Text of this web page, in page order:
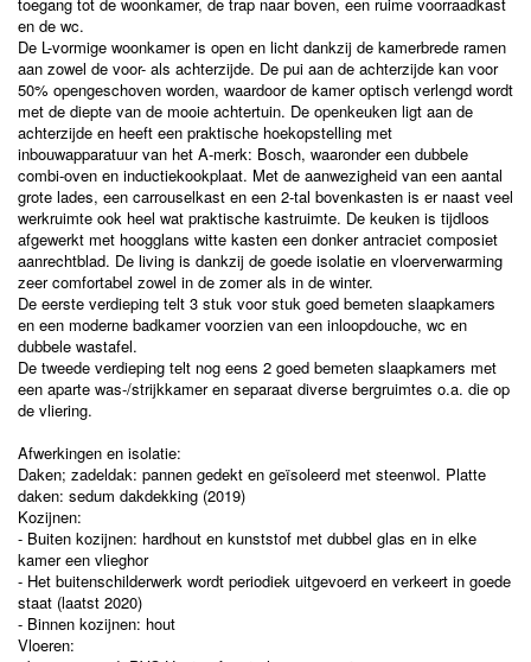
en de wc.
De L-vormige woonkamer is open en licht dankzij de kamerbrede ramen
aan zowel de voor- als achterzijde. De pui aan de achterzijde kan voor
50% opengeschoven worden, waardoor de kamer optisch verlengd wordt
met de diepte van de mooie achtertuin. De openkeuken ligt aan de
achterzijde en heeft een praktische hoekopstelling met
inbouwapparatuur van het A-merk: Bosch, waaronder een dubbele
combi-oven en inductiekookplaat. Met de aanwezigheid van een aantal
grote lades, een carrouselkast en een 2-tal bovenkasten is er naast veel
werkruimte ook heel wat praktische kastruimte. De keuken is tijdloos
afgewerkt met hoogglans witte kasten een donker antraciet composiet
aanrechtblad. De living is dankzij de goede isolatie en vloerverwarming
zeer comfortabel zowel in de zomer als in de winter.
De eerste verdieping telt 3 stuk voor stuk goed bemeten slaapkamers
en een moderne badkamer voorzien van een inloopdouche, wc en
dubbele wastafel.
De tweede verdieping telt nog eens 2 goed bemeten slaapkamers met
een aparte was-/strijkkamer en separaat diverse bergruimtes o.a. die op
de vliering.
Afwerkingen en isolatie:
Daken; zadeldak: pannen gedekt en geïsoleerd met steenwol. Platte
daken: sedum dakdekking (2019)
Kozijnen:
- Buiten kozijnen: hardhout en kunststof met dubbel glas en in elke
kamer een vlieghor
- Het buitenschilderwerk wordt periodiek uitgevoerd en verkeert in goede
staat (laatst 2020)
- Binnen kozijnen: hout
Vloeren: